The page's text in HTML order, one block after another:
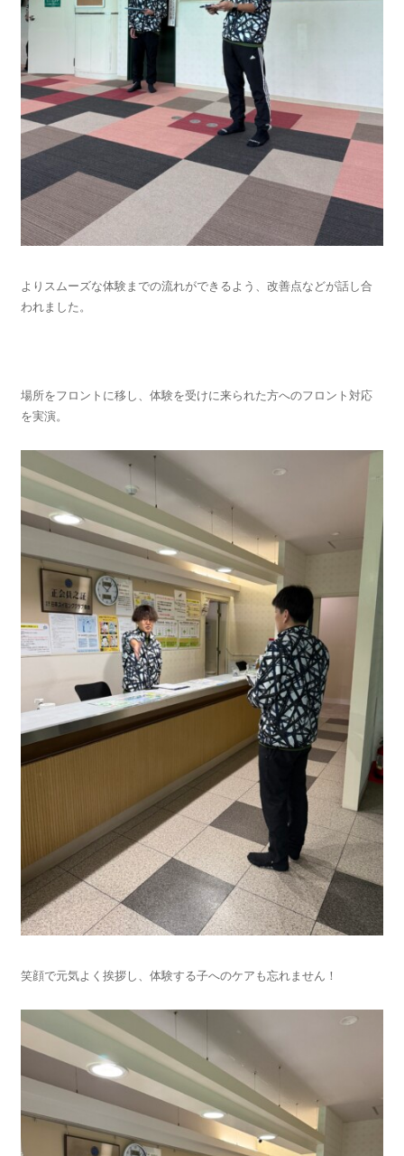
よりスムーズな体験までの流れができるよう、改善点などが話し合
われました。
場所をフロントに移し、体験を受けに来られた方へのフロント対応
を実演。
笑顔で元気よく挨拶し、体験する子へのケアも忘れません！